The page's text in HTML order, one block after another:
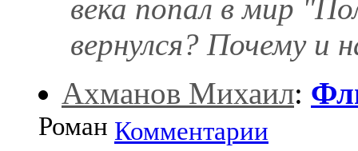
века попал в мир
вернулся? Почему и
Ахманов Михаил:
Роман Комментарии